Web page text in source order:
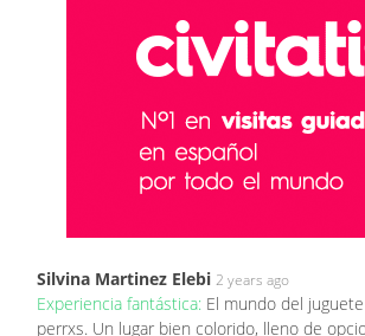
Silvina Martinez Elebi 2 years ago
Experiencia fantástica: El mundo del
perrxs. Un lugar bien colorido, lleno de